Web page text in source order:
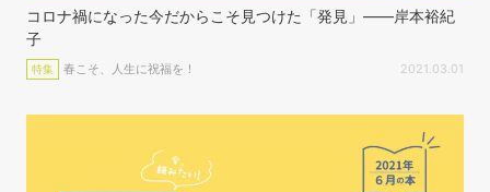
コロナ禍になった今だからこそ見つけた「発見」——岸本裕紀
子
特集 春こそ、人生に祝福を！ 2021.03.01